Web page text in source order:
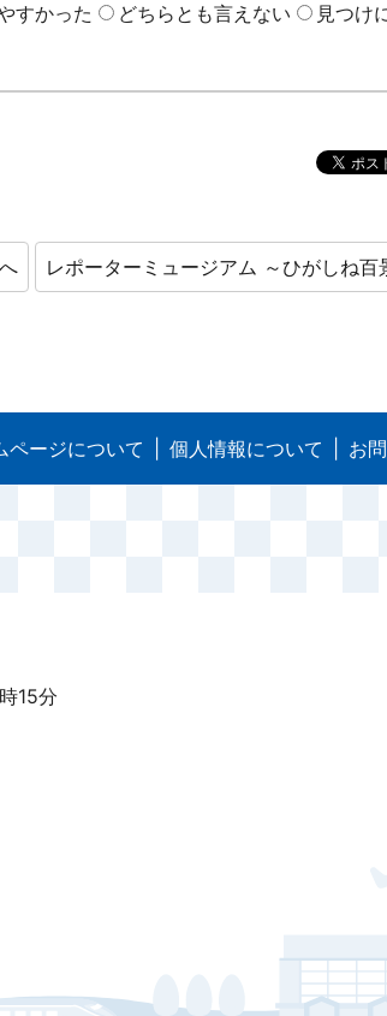
すかった
どちらとも言えない
見つけ
レポーターミュージアム ～ひがしね百
ページについて 個人情報について お
15分